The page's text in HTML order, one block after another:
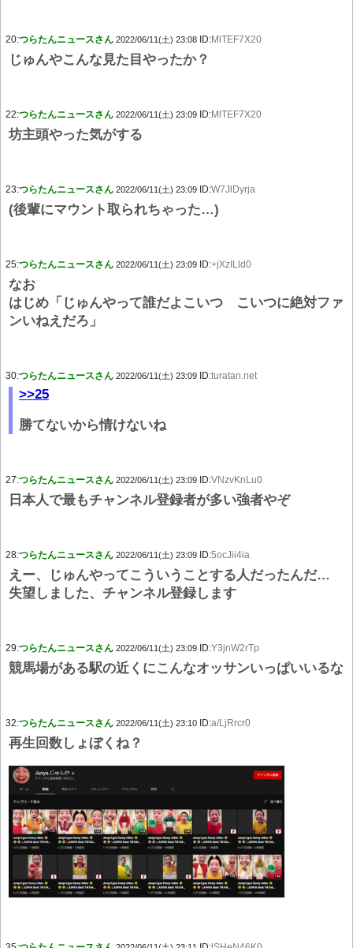
20:つらたんニュースさん 2022/06/11(土) 23:08 ID:MlTEF7X20
じゅんやこんな見た目やったか？
22:つらたんニュースさん 2022/06/11(土) 23:09 ID:MlTEF7X20
坊主頭やった気がする
23:つらたんニュースさん 2022/06/11(土) 23:09 ID:W7JlDyrja
(後輩にマウント取られちゃった…)
25:つらたんニュースさん 2022/06/11(土) 23:09 ID:+jXzILld0
なお
はじめ「じゅんやって誰だよこいつ こいつに絶対ファ
ンいねえだろ」
30:つらたんニュースさん 2022/06/11(土) 23:09 ID:turatan.net
>>25
勝てないから情けないね
27:つらたんニュースさん 2022/06/11(土) 23:09 ID:VNzvKnLu0
日本人で最もチャンネル登録者が多い強者やぞ
28:つらたんニュースさん 2022/06/11(土) 23:09 ID:5ocJii4ia
えー、じゅんやってこういうことする人だったんだ…
失望しました、チャンネル登録します
29:つらたんニュースさん 2022/06/11(土) 23:09 ID:Y3jnW2rTp
競馬場がある駅の近くにこんなオッサンいっぱいいるな
32:つらたんニュースさん 2022/06/11(土) 23:10 ID:a/LjRrcr0
再生回数しょぼくね？